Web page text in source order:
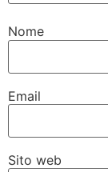
Nome
Email
Sito web